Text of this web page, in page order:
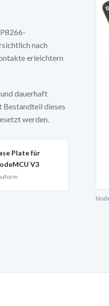
nach
erleichtern
dauerhaft
dieses
werden.
Plate für
V3